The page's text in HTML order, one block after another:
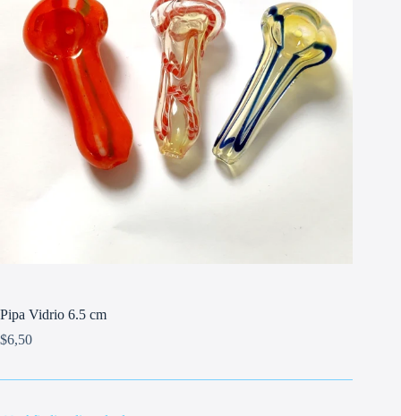
Pipa Vidrio 6.5 cm
$6,50